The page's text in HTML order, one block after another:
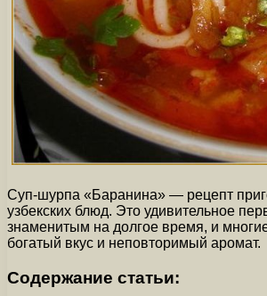
Суп-шурпа «Баранина» — рецепт
узбекских блюд. Это удивительное
знаменитым на долгое время, и
богатый вкус и неповторимый аромат.
Содержание статьи: